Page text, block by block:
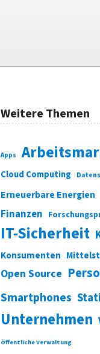
Weitere Themen
Apps
Cloud Computing
Erneuerbare Energien
Finanzen
IT-Sicherheit
Konsumenten
Open Source
Smartphones
Unternehmen
Öffentliche Verwaltung